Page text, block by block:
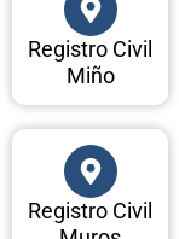
Registro Civil
Miño
Registro Civil